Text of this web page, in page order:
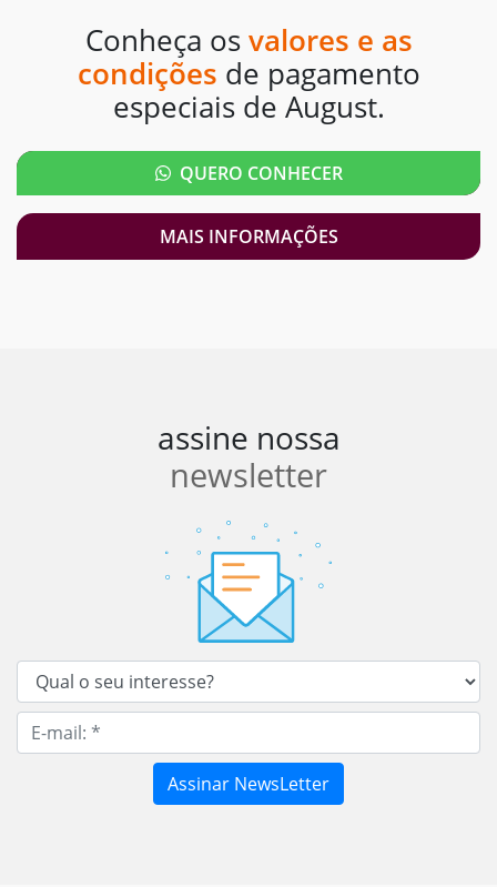
Conheça os valores e as
condições de pagamento
especiais de August.
QUERO CONHECER
MAIS INFORMAÇÕES
assine nossa
newsletter